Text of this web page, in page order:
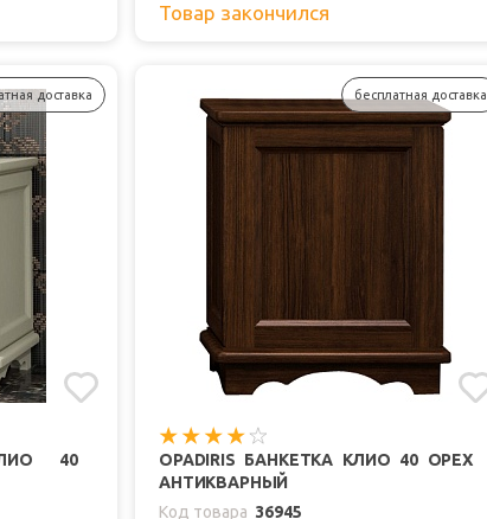
Товар закончился
доставка
40
бесплатная доставка
OPADIRIS БАНКЕТКА КЛИО 40 ОРЕХ
АНТИКВАРНЫЙ
Код товара 36945